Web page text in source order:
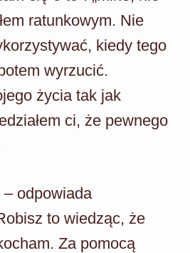
ratunkowym. Nie
kiedy tego
wyrzucić.
życia tak jak
ci, że pewnego
– odpowiada
to wiedząc, że
Za pomocą